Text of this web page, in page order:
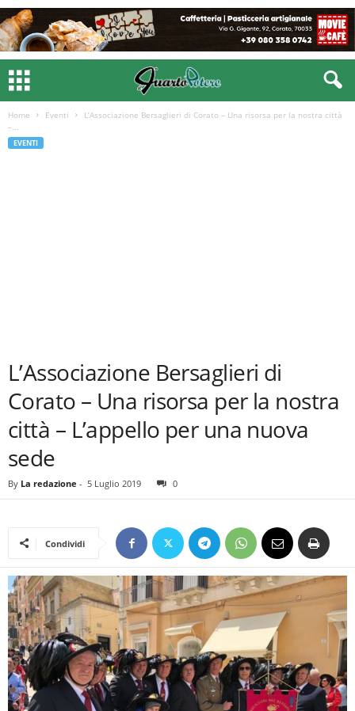
Home Eventi
L’Associazione Bersaglieri di Corato – Una risorsa per la nostra città
–...
EVENTI
L’Associazione Bersaglieri di
Corato – Una risorsa per la nostra
città – L’appello per una nuova
sede
By La redazione - 5 Luglio 2019 0
Condividi